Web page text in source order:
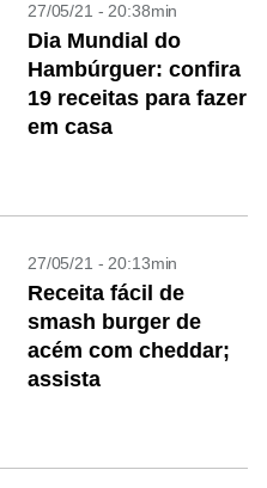
27/05/21 - 20:38min
Dia Mundial do
Hambúrguer: confira
19 receitas para fazer
em casa
27/05/21 - 20:13min
Receita fácil de
smash burger de
acém com cheddar;
assista